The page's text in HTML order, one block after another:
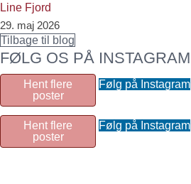
Line Fjord
29. maj 2026
Tilbage til blog
FØLG OS PÅ INSTAGRAM
Hent flere
poster
Følg på Instagram
Hent flere
poster
Følg på Instagram